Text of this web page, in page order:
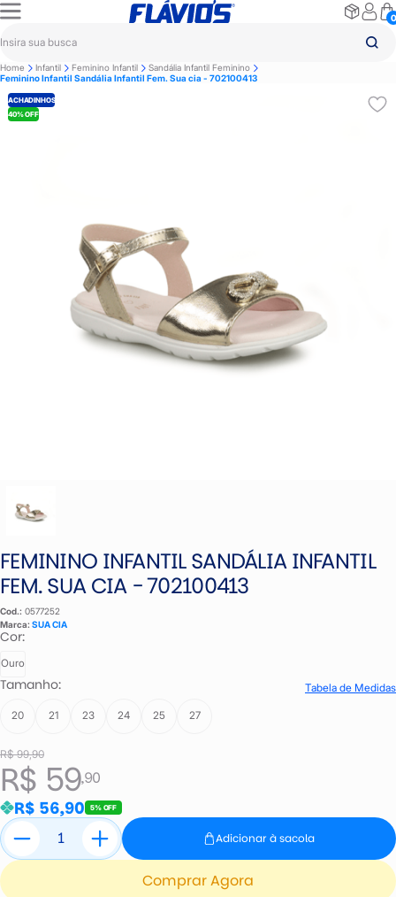
0
Home Infantil Feminino Infantil
Sandália Infantil Feminino
Feminino Infantil Sandália Infantil Fem. Sua cia - 702100413
40% OFF
ACHADINHOS
FEMININO INFANTIL SANDÁLIA INFANTIL
FEM. SUA CIA - 702100413
Cod.: 0577252
Marca: SUA CIA
R$ 99,90
R$ 59,90
R$ 56,90 5% OFF
Cor:
Ouro
Tamanho: Tabela de Medidas
20 21 23 24 25 27
Adicionar à sacola
Comprar Agora